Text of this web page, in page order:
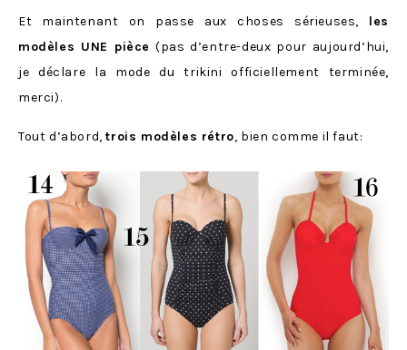
Et maintenant on passe aux choses sérieuses, les
modèles UNE pièce (pas d’entre-deux pour aujourd’hui,
je déclare la mode du trikini officiellement terminée,
merci).
Tout d’abord,trois modèles rétro, bien comme il faut: